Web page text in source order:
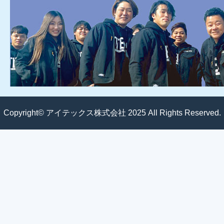
Copyright© アイテックス株式会社 2025 All Rights Reserved.